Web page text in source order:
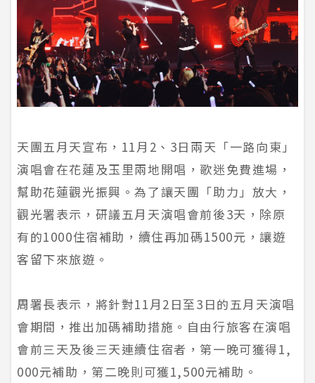
天團五月天宣布，11月2、3日兩天「一路向東」
演唱會在花蓮及玉里兩地開唱，歌迷免費進場，
幫助花蓮觀光振興。為了讓天團「助力」放大，
觀光署表示，研議五月天演唱會前後3天，除原
有的1000住宿補助，續住再加碼1500元，讓遊
客留下來旅遊。
周署長表示，將針對11月2日至3日的五月天演唱
會期間，推出加碼補助措施。自由行旅客在演唱
會前三天及後三天連續住宿者，第一晚可獲得1,
000元補助，第二晚則可獲1,500元補助。